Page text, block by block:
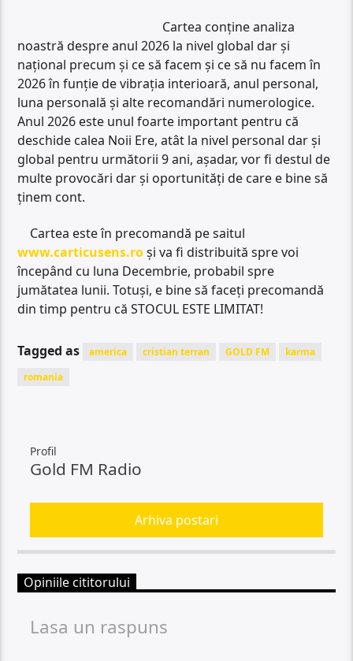
Cartea conține analiza
noastră despre anul 2026 la nivel global dar și
național precum și ce să facem și ce să nu facem în
2026 în funție de vibrația interioară, anul personal,
luna personală și alte recomandări numerologice.
Anul 2026 este unul foarte important pentru că
deschide calea Noii Ere, atât la nivel personal dar și
global pentru următorii 9 ani, așadar, vor fi destul de
multe provocări dar și oportunități de care e bine să
ținem cont.
Cartea este în precomandă pe saitul
www.carticusens.roși va fi distribuită spre voi
începând cu luna Decembrie, probabil spre
jumătatea lunii. Totuși, e bine să faceți precomandă
din timp pentru că STOCUL ESTE LIMITAT!
Tagged as america cristian terran GOLD FM
karma
romania
Profil
Gold FM Radio
Arhiva postari
Opiniile cititorului
Lasa un raspuns